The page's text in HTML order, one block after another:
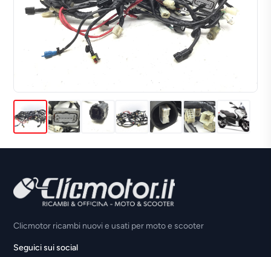
Clicmotor ricambi nuovi e usati per moto e scooter
Seguici sui social